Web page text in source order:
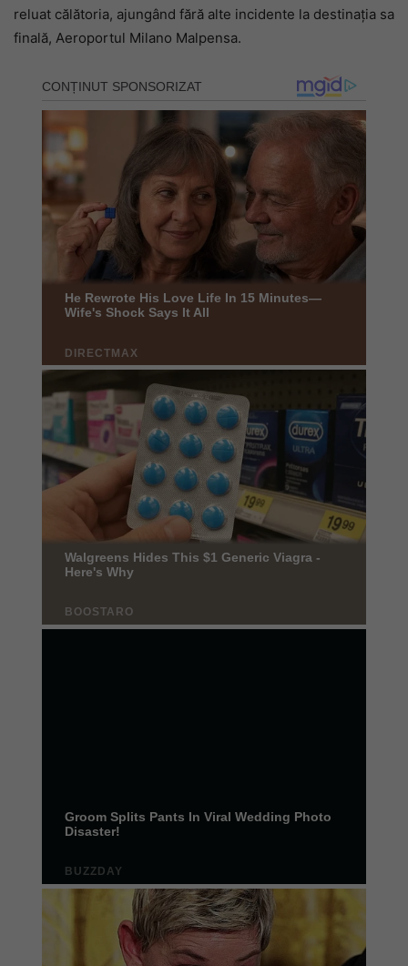
reluat călătoria, ajungând fără alte incidente la destinația sa
finală, Aeroportul Milano Malpensa.